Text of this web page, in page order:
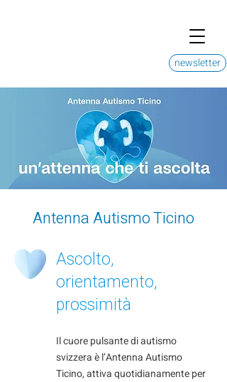
newsletter
Antenna Autismo Ticino
Ascolto,
orientamento,
prossimità
Il cuore pulsante di autismo
svizzera è l’Antenna Autismo
Ticino, attiva quotidianamente per